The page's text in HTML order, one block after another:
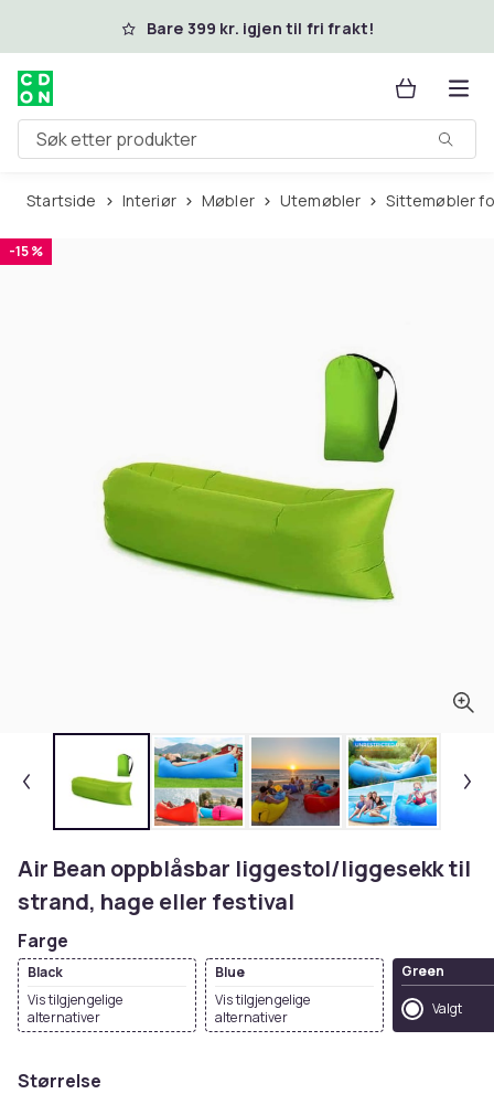
Hopp til hovedinnholdBare 399 kr. igjen til fri frakt!
Søk etter produkter
Startside Interiør Møbler Utemøbler Sittemøbler
-15 %
Air Bean oppblåsbar liggestol/liggesekk til
strand, hage eller festival
Farge
Black
Vis tilgjengelige
alternativer
Blue
Vis tilgjengelige
alternativer
Green
Valgt
Størrelse